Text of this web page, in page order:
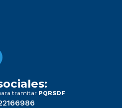
tramitar PQRSDF